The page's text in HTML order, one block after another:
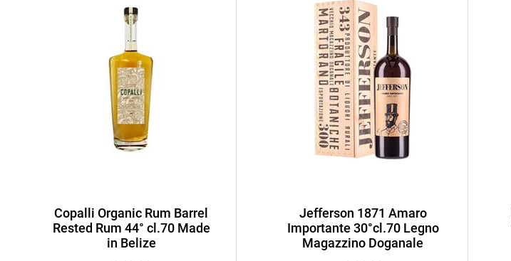
Copalli Organic Rum Barrel
Rested Rum 44° cl.70 Made
in Belize
Jefferson 1871 Amaro
Importante 30°cl.70 Legno
Magazzino Doganale